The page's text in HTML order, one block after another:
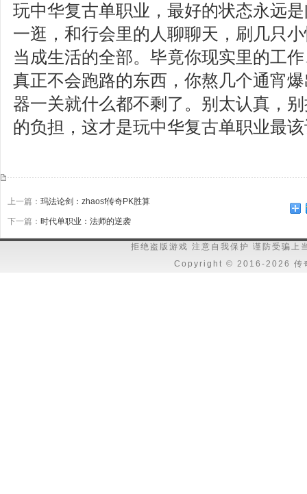
玩中华复古单职业，最好的状态永远
一逛，和行会里的人聊聊天，刷几只
当成生活的全部。毕竟你现实里的工
真正不会跑路的东西，你熬几个通宵
器一关就什么都不剩了。别太认真，
的负担，这才是玩中华复古单职业最
上一篇： 玛法论剑：zhaosf传奇PK胜算
下一篇： 时代单职业：法师的逆袭
拒绝盗版游戏 注意自我保护 谨防受骗上
Copyright © 2016-2026 传